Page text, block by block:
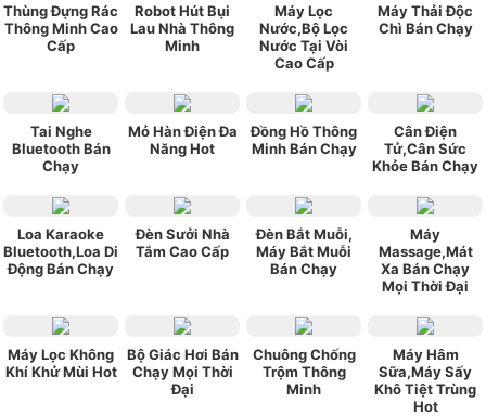
Thùng Đựng Rác
Thông Minh Cao
Cấp
Robot Hút Bụi
Lau Nhà Thông
Minh
Máy Lọc
Nước,Bộ Lọc
Nước Tại Vòi
Cao Cấp
Máy Thải Độc
Chì Bán Chạy
Tai Nghe
Bluetooth Bán
Chạy
Mỏ Hàn Điện Đa
Năng Hot
Đồng Hồ Thông
Minh Bán Chạy
Cân Điện
Tử,Cân Sức
Khỏe Bán Chạy
Loa Karaoke
Bluetooth,Loa Di
Động Bán Chạy
Đèn Sưởi Nhà
Tắm Cao Cấp
Đèn Bắt Muỗi,
Máy Bắt Muỗi
Bán Chạy
Máy
Massage,Mát
Xa Bán Chạy
Mọi Thời Đại
Máy Lọc Không
Khí Khử Mùi Hot
Bộ Giác Hơi Bán
Chạy Mọi Thời
Đại
Chuông Chống
Trộm Thông
Minh
Máy Hâm
Sữa,Máy Sấy
Khô Tiệt Trùng
Hot